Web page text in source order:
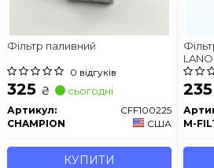
Фільтр паливний
0 відгуків
325 ₴ сьогодні
Артикул:
CFF100225
CHAMPION
США
КУПИТИ
235
M-